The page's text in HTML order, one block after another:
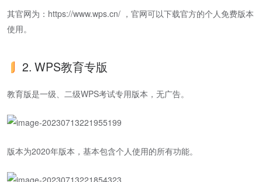
其官网为：https://www.wps.cn/ ，官网可以下载官方的个人免费版本
使用。
2. WPS教育专版
教育版是一级、二级WPS考试专用版本，无广告。
版本为2020年版本，基本包含个人使用的所有功能。